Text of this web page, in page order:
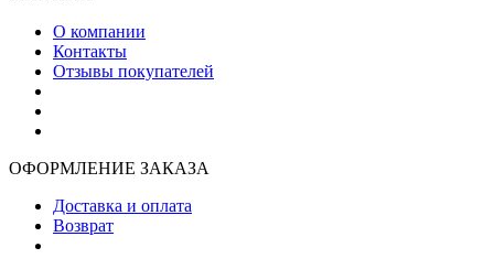
О компании
Контакты
Отзывы покупателей
ОФОРМЛЕНИЕ ЗАКАЗА
Доставка и оплата
Возврат